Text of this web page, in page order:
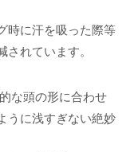
時に汗を吸った際等
れています。
な頭の形に合わせ
うに浅すぎない絶妙